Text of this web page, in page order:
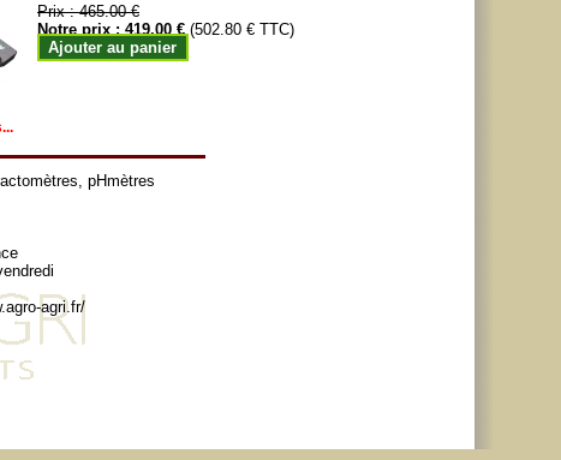
Prix :465.00 €
Notre prix :419.00 € (502.80 € TTC)
Ajouter au panier
, pHmètres
agri.fr/